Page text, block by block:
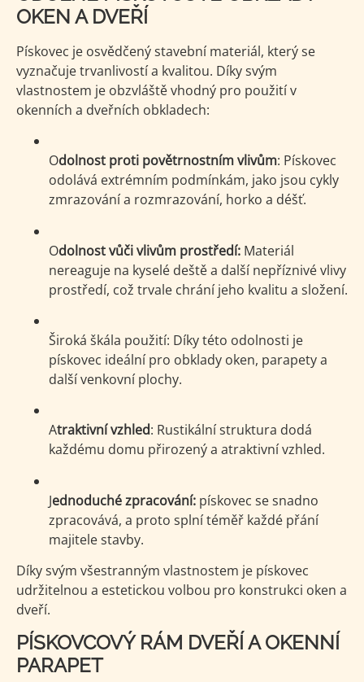
OKEN A DVEŘÍ
Pískovec je osvědčený stavební materiál, který se
vyznačuje trvanlivostí a kvalitou. Díky svým
vlastnostem je obzvláště vhodný pro použití v
okenních a dveřních obkladech:
Odolnost proti povětrnostním vlivům: Pískovec
odolává extrémním podmínkám, jako jsou cykly
zmrazování a rozmrazování, horko a déšť.
Odolnost vůči vlivům prostředí: Materiál
nereaguje na kyselé deště a další nepříznivé vlivy
prostředí, což trvale chrání jeho kvalitu a složení.
Široká škála použití: Díky této odolnosti je
pískovec ideální pro obklady oken, parapety a
další venkovní plochy.
Atraktivní vzhled: Rustikální struktura dodá
každému domu přirozený a atraktivní vzhled.
Jednoduché zpracování: pískovec se snadno
zpracovává, a proto splní téměř každé přání
majitele stavby.
Díky svým všestranným vlastnostem je pískovec
udržitelnou a estetickou volbou pro konstrukci oken a
dveří.
PÍSKOVCOVÝ RÁM DVEŘÍ A OKENNÍ
PARAPET